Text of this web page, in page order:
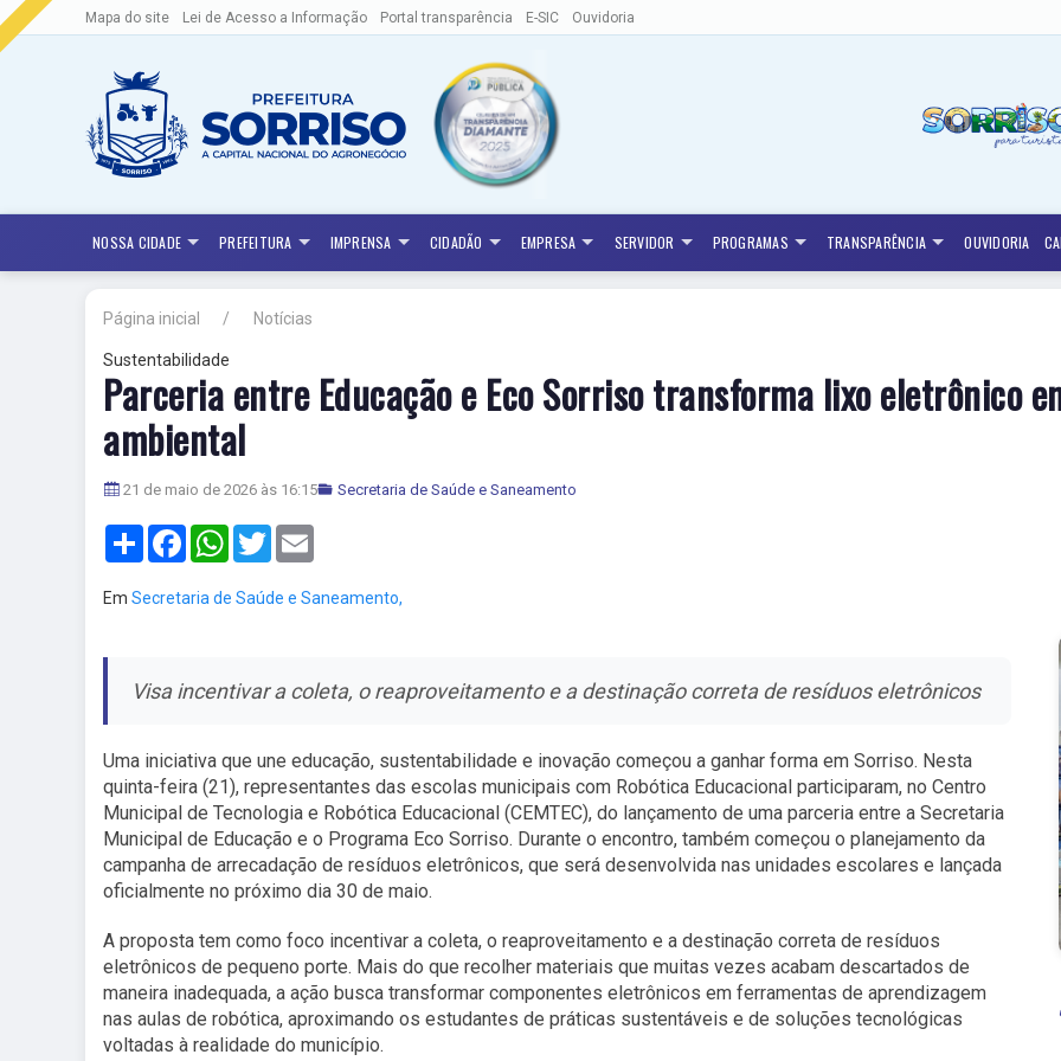
Mapa do site Lei de Acesso a Informação Portal transparência E-SIC Ouvidoria
NOSSA CIDADE PREFEITURA IMPRENSA CIDADÃO EMPRESA SERVIDOR PROGRAMAS TRANSPARÊNCIA OUVIDORIA
Página inicial Notícias
Sustentabilidade
Parceria entre Educação e Eco Sorriso transforma lixo eletrônico
ambiental
21 de maio de 2026 às 16:15 Secretaria de Saúde e Saneamento
Share FacebookWhatsApp
Twitter
Em Secretaria de Saúde e Saneamento,
Visa incentivar a coleta, o reaproveitamento e a destinação correta de resíduos eletrônicos
Uma iniciativa que une educação, sustentabilidade e inovação começou a ganhar forma em Sorriso. Nesta
quinta-feira (21), representantes das escolas municipais com Robótica Educacional participaram, no Centro
Municipal de Tecnologia e Robótica Educacional (CEMTEC), do lançamento de uma parceria entre a Secretaria
Municipal de Educação e o Programa Eco Sorriso. Durante o encontro, também começou o planejamento da
campanha de arrecadação de resíduos eletrônicos, que será desenvolvida nas unidades escolares e lançada
oficialmente no próximo dia 30 de maio.
A proposta tem como foco incentivar a coleta, o reaproveitamento e a destinação correta de resíduos
eletrônicos de pequeno porte. Mais do que recolher materiais que muitas vezes acabam descartados de
maneira inadequada, a ação busca transformar componentes eletrônicos em ferramentas de aprendizagem
nas aulas de robótica, aproximando os estudantes de práticas sustentáveis e de soluções tecnológicas
voltadas à realidade do município.